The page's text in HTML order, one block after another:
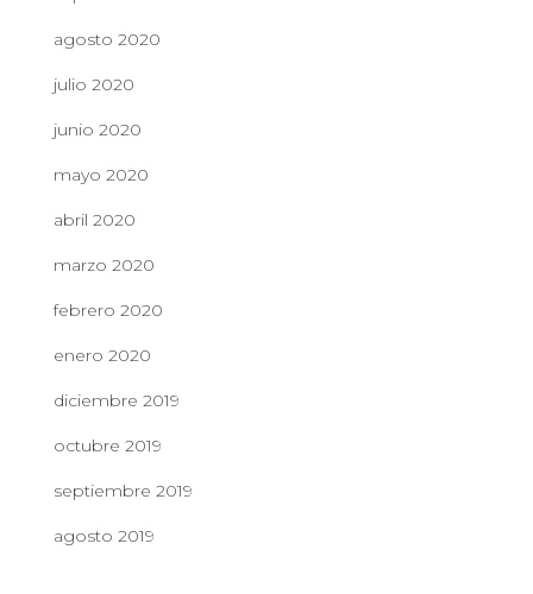
agosto 2020
julio 2020
junio 2020
mayo 2020
abril 2020
marzo 2020
febrero 2020
enero 2020
diciembre 2019
octubre 2019
septiembre 2019
agosto 2019